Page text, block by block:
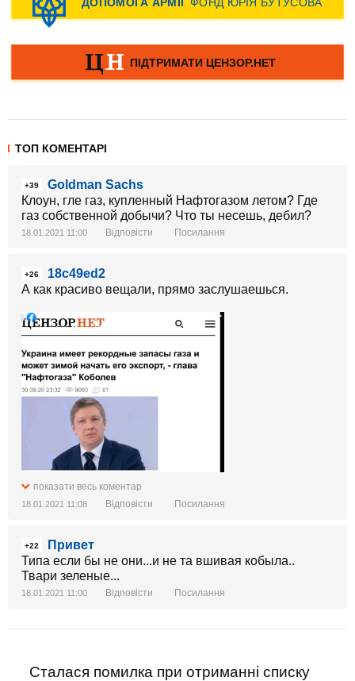
ТОП КОМЕНТАРІ
+39
Goldman Sachs
Клоун, гле газ, купленный Нафтогазом летом? Где
газ собственной добычи? Что ты несешь, дебил?
18.01.2021 11:00 Відповісти Посилання
+26
18c49ed2
А как красиво вещали, прямо заслушаешься.
показати весь коментар
18.01.2021 11:08 Відповісти Посилання
+22
Привет
Типа если бы не они...и не та вшивая кобыла..
Твари зеленые...
18.01.2021 11:00 Відповісти Посилання
Сталася помилка при отриманні списку